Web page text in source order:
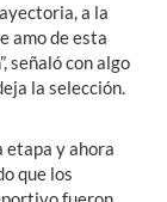
a la
amo de esta
señaló con algo
la selección.
etapa y ahora
que los